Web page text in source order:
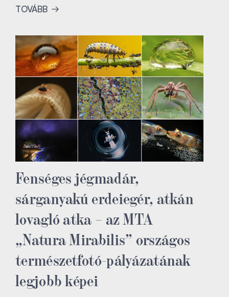
TOVÁBB
Fenséges jégmadár,
sárganyakú erdeiegér, atkán
lovagló atka – az MTA
„Natura Mirabilis” országos
természetfotó-pályázatának
legjobb képei